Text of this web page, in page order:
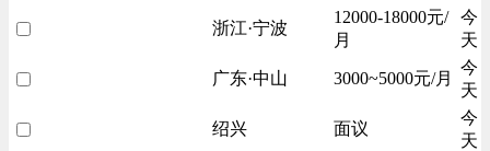
浙江·宁波
12000-18000元/
月
今
天
广东·中山 3000~5000元/月
今
天
绍兴 面议
今
天